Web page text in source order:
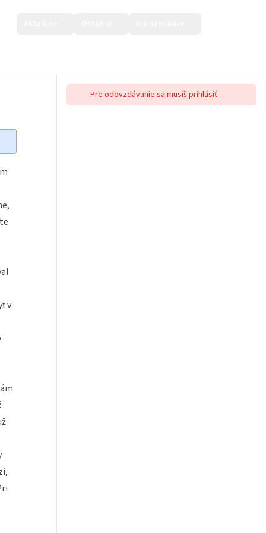
v
Pre odovzdávanie sa musíšprihlásiť.